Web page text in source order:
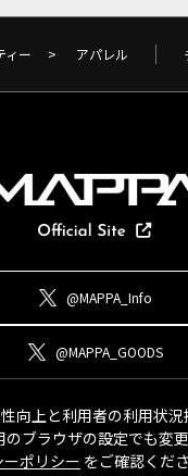
ィー > アパレル
@MAPPA_Info
@MAPPA_GOODS
向上と利用者の利用状
ブラウザの設定でも変
ポリシー をご確認くださ